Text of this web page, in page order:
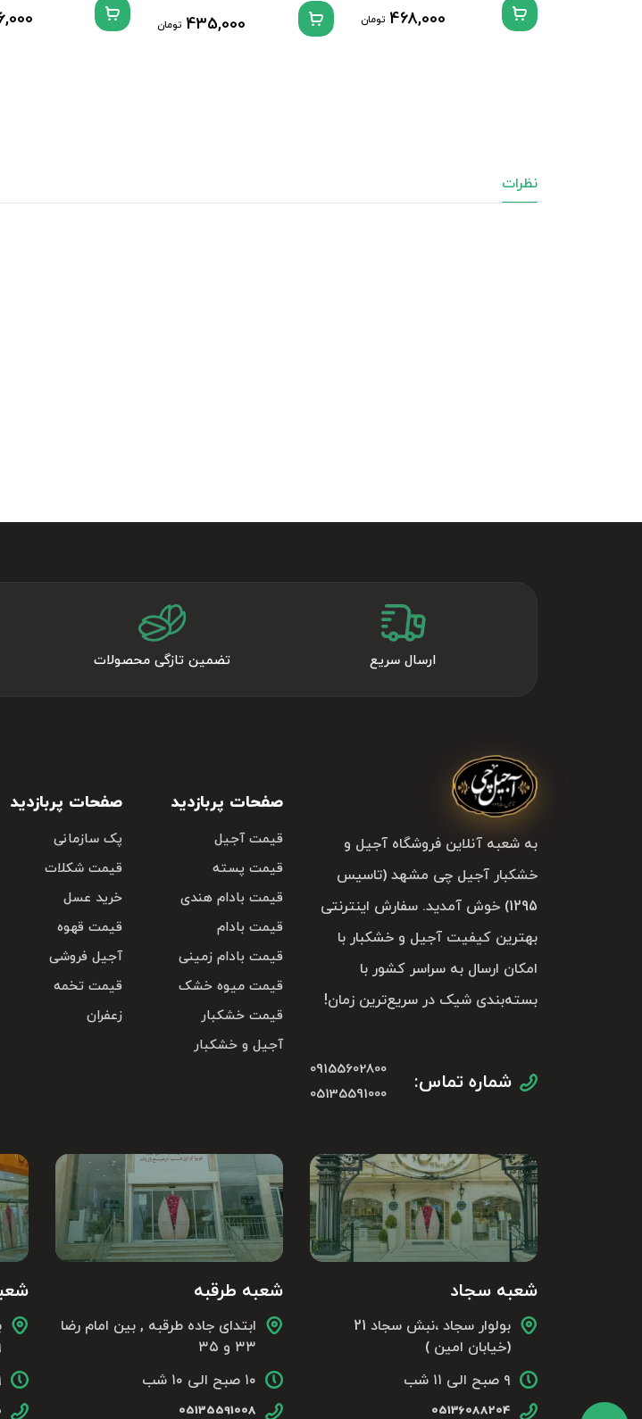
468,000 تومان 435,000 تومان
نظرات
ارسال سریع تضمین تازگی محصولات
به شعبه آنلاین فروشگاه آجیل و
خشکبار آجیل چی مشهد (تاسیس
1295) خوش آمدید. سفارش اینترنتی
بهترین کیفیت آجیل و خشکبار با
امکان ارسال به سراسر کشور با
بسته‌بندی شیک در سریع‌ترین زمان!
شماره تماس:
09155602800
05135591000
صفحات پربازدید
قیمت آجیل
قیمت پسته
قیمت بادام هندی
قیمت بادام
قیمت بادام زمینی
قیمت میوه خشک
قیمت خشکبار
آجیل و خشکبار
صفحات پربازدید
پک سازمانی
قیمت شکلات
خرید عسل
قیمت قهوه
آجیل فروشی
قیمت تخمه
زعفران
شعبه سجاد
بولوار سجاد ،نبش سجاد 21
(خیابان امین )
۹ صبح الی ۱۱ شب
05136088204
شعبه طرقبه
ابتدای جاده طرقبه , بین امام رضا
۳۳ و ۳۵
۱۰ صبح الی ۱۰ شب
05135591008
۹